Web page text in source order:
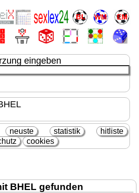
eingeben
neuste statistik
hitliste
cookies
BHEL gefunden